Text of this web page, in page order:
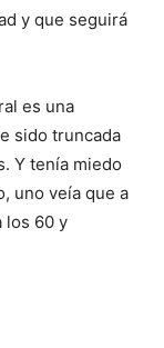
y que seguirá
es una
sido truncada
Y tenía miedo
uno veía que a
los 60 y